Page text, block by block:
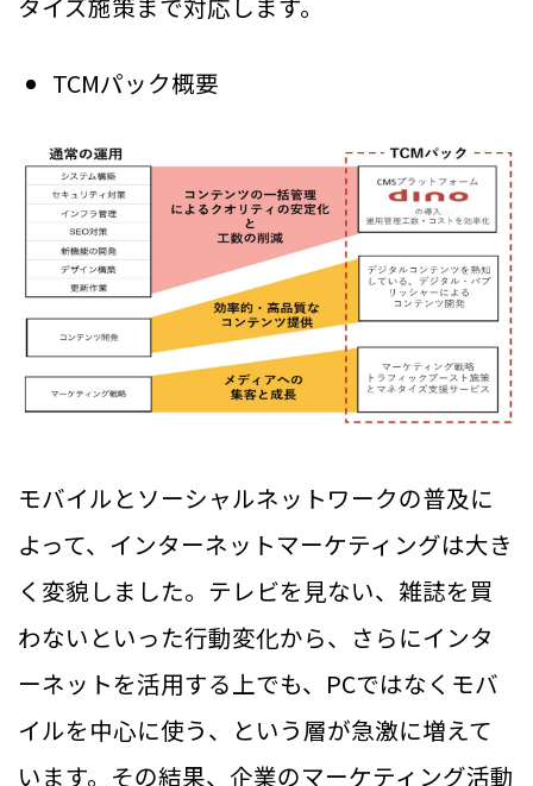
TCMパック概要
モバイルとソーシャルネットワークの普及に
よって、インターネットマーケティングは大き
く変貌しました。テレビを見ない、雑誌を買
わないといった行動変化から、さらにインタ
ーネットを活用する上でも、PCではなくモバ
イルを中心に使う、という層が急激に増えて
います。その結果、企業のマーケティング活動